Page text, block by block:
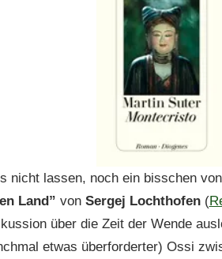
nicht lassen, noch ein bisschen von
Land” von Sergej Lochthofen(
über die Zeit der Wende
etwas überforderter) Ossi